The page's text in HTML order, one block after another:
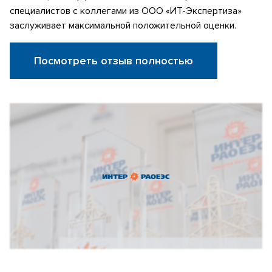
специалистов с коллегами из ООО «ИТ-Экспертиза»
заслуживает максимальной положительной оценки.
Посмотреть отзыв полностью